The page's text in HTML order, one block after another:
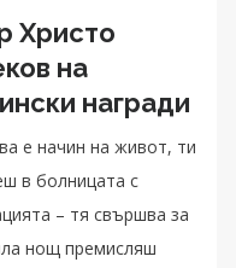
Христо
на
награди
е начин на живот, ти
в болницата с
– тя свършва за
нощ премисляш